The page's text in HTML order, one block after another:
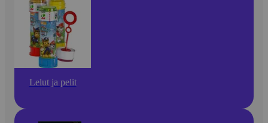
Lelut ja pelit